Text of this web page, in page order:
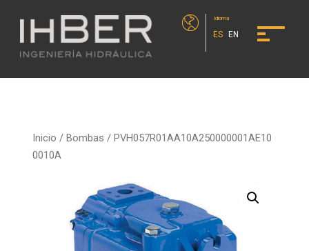
Idioma
ES EN
Inicio /Bombas / PVH057R01AA10A250000001AE10
0010A